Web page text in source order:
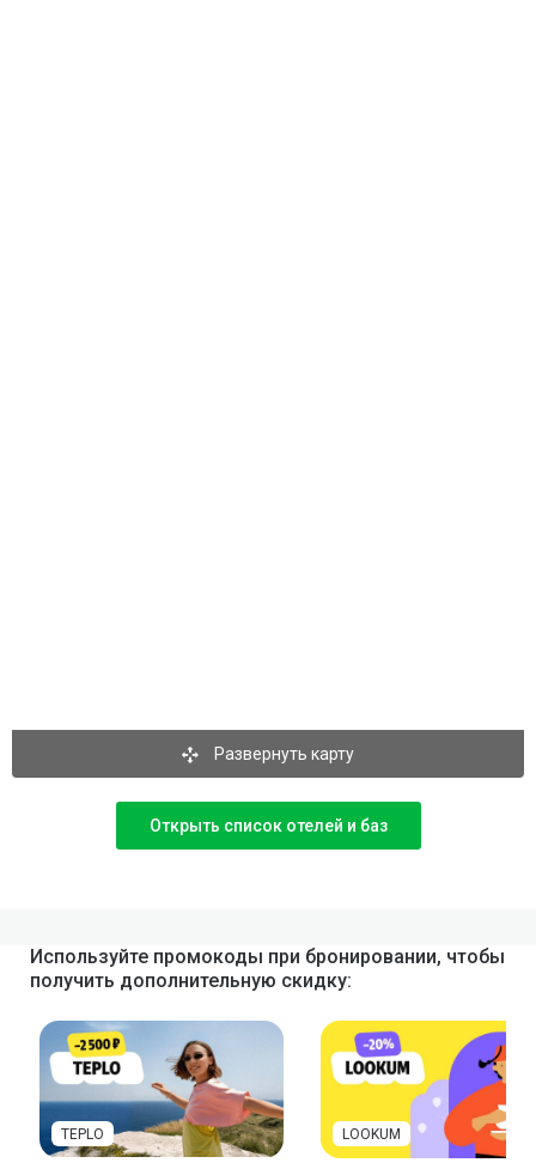
Развернуть карту
Открыть список отелей и баз
Используйте промокоды при бронировании, чтобы
получить дополнительную скидку:
TEPLO LOOKUM